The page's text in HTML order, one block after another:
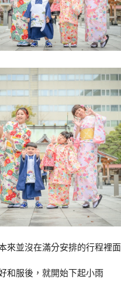
來並沒在滿分安排的行程裡面
和服後，就開始下起小雨